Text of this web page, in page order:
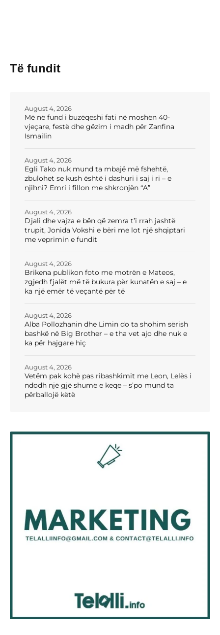
Të fundit
Më në fund i buzëqeshi fati në moshën 40-
vjeçare, festë dhe gëzim i madh për Zanfina
Ismailin
August 4, 2026
Egli Tako nuk mund ta mbajë më fshehtë,
zbulohet se kush është i dashuri i saj i ri – e
njihni? Emri i fillon me shkronjën “A”
August 4, 2026
Djali dhe vajza e bën që zemra t’i rrah jashtë
trupit, Jonida Vokshi e bëri me lot një shqiptari
me veprimin e fundit
August 4, 2026
Brikena publikon foto me motrën e Mateos,
zgjedh fjalët më të bukura për kunatën e saj – e
ka një emër të veçantë për të
August 4, 2026
Alba Pollozhanin dhe Limin do ta shohim sërish
bashkë në Big Brother – e tha vet ajo dhe nuk e
ka për hajgare hiç
August 4, 2026
Vetëm pak kohë pas ribashkimit me Leon, Lelës i
ndodh një gjë shumë e keqe – s’po mund ta
përballojë këtë
August 4, 2026